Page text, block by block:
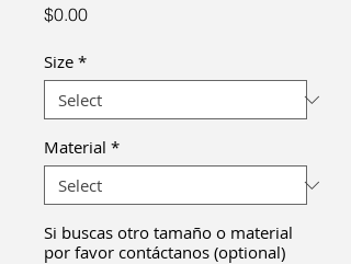
$0.00Price
Size *
Material *
Si buscas otro tamaño o material
por favor contáctanos (optional)